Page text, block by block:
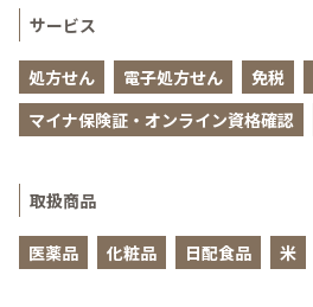
サービス
処方せん 電子処方せん 免税
マイナ保険証・オンライン資格確認
取扱商品
医薬品 化粧品 日配食品 米